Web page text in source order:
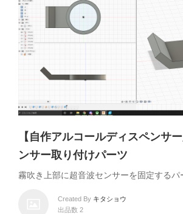
【自作アルコールディスペンサ
ンサー取り付けパーツ
霧吹き上部に超音波センサーを固定するパ
Created By キタショウ
出品数 2